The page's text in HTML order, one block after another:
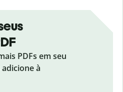
PDFs em seu
à